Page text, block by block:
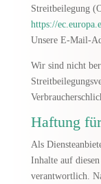
Streitbeilegung
https://
Unsere E-Mail-
Wir sind nicht
Haftung
Als
Inhalte auf
verantwortlich.